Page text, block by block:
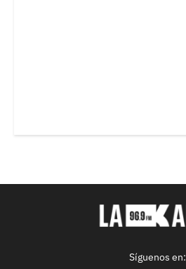
Síguenos en: